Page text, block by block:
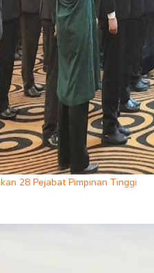
28 Pejabat Pimpinan Tinggi